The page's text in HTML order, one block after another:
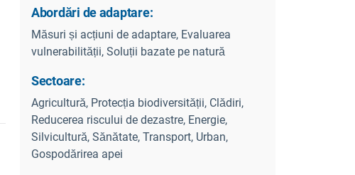
Abordări de adaptare:
Măsuri și acțiuni de adaptare, Evaluarea
vulnerabilității, Soluții bazate pe natură
Sectoare:
Agricultură, Protecția biodiversității, Clădiri,
Reducerea riscului de dezastre, Energie,
Silvicultură, Sănătate, Transport, Urban,
Gospodărirea apei